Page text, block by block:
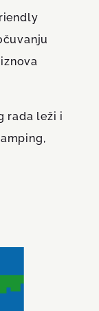
rada leži i